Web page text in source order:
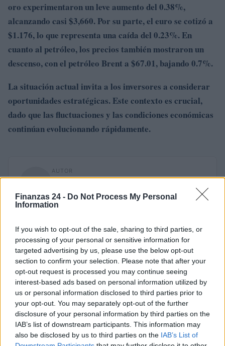
Finanzas 24 - Do Not Process My Personal
Information
If you wish to opt-out of the sale, sharing to third parties, or
processing of your personal or sensitive information for
targeted advertising by us, please use the below opt-out
section to confirm your selection. Please note that after your
opt-out request is processed you may continue seeing
interest-based ads based on personal information utilized by
us or personal information disclosed to third parties prior to
your opt-out. You may separately opt-out of the further
disclosure of your personal information by third parties on the
IAB’s list of downstream participants. This information may
also be disclosed by us to third parties on the IAB’s List of
oro experimentaron un leve aumento del 0.38%,
alcanzando casi $3,660. Por su parte, el euro se cotizó a
$1.176, lo que representa una caída del 0.23%. En
cuanto al petróleo, los precios también mostraron un
descenso, con el petróleo Brent a $67.01, bajando 0.7%.
La situación actual invita a los inversores a considerar
oportunidades estratégicas. Este contexto es crucial,
dado que las fluctuaciones y las condiciones económicas
continúan evolucionando rápidamente.
AUTOR
Staff